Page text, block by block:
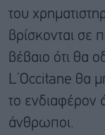
του
βρίσκονται σε
βέβαιο ότι θα
L’Occitane θα
το
άνθρωποι.